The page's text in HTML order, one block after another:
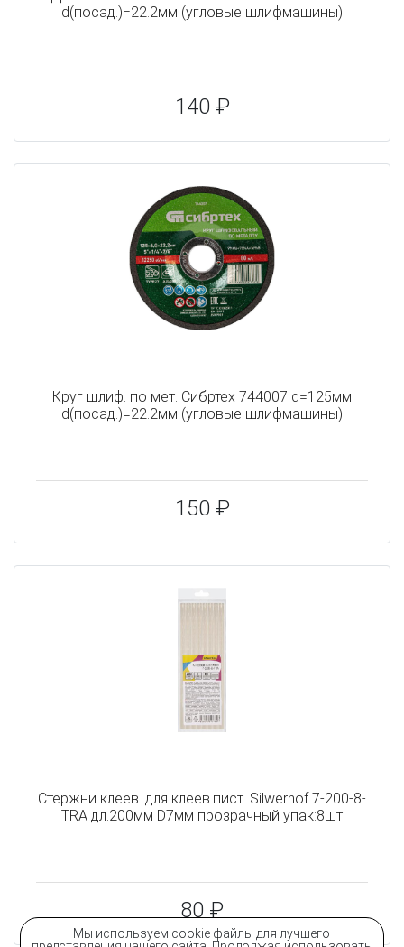
Мы используем cookie файлы для лучшего
d(посад.)=22.2мм (угловые шлифмашины)
140 ₽
Круг шлиф. по мет. Сибртех 744007 d=125мм
d(посад.)=22.2мм (угловые шлифмашины)
150 ₽
Cтержни клеев. для клеев.пист. Silwerhof 7-200-8-
TRA дл.200мм D7мм прозрачный упак:8шт
80 ₽